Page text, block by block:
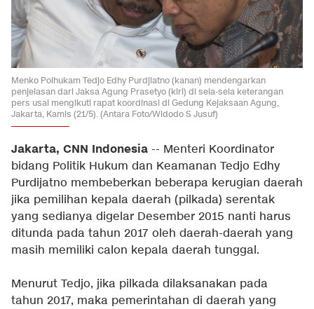
Menko Polhukam Tedjo Edhy Purdjiatno (kanan) mendengarkan
penjelasan dari Jaksa Agung Prasetyo (kiri) di sela-sela keterangan
pers usai mengikuti rapat koordinasi di Gedung Kejaksaan Agung,
Jakarta, Kamis (21/5). (Antara Foto/Widodo S Jusuf)
Jakarta, CNN Indonesia -- Menteri Koordinator
bidang Politik Hukum dan Keamanan Tedjo Edhy
Purdijatno membeberkan beberapa kerugian daerah
jika pemilihan kepala daerah (pilkada) serentak
yang sedianya digelar Desember 2015 nanti harus
ditunda pada tahun 2017 oleh daerah-daerah yang
masih memiliki calon kepala daerah tunggal.
Menurut Tedjo, jika pilkada dilaksanakan pada
tahun 2017, maka pemerintahan di daerah yang